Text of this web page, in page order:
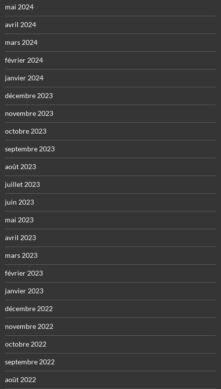
mai 2024
avril 2024
mars 2024
février 2024
janvier 2024
décembre 2023
novembre 2023
octobre 2023
septembre 2023
août 2023
juillet 2023
juin 2023
mai 2023
avril 2023
mars 2023
février 2023
janvier 2023
décembre 2022
novembre 2022
octobre 2022
septembre 2022
août 2022